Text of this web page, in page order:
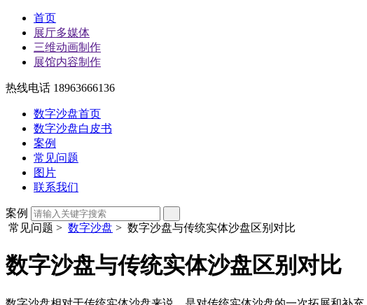
首页
展厅多媒体
三维动画制作
展馆内容制作
热线电话 18963666136
数字沙盘首页
数字沙盘白皮书
案例
常见问题
图片
联系我们
案例
常见问题 > 数字沙盘 > 数字沙盘与传统实体沙盘区别对比
数字沙盘与传统实体沙盘区别对比